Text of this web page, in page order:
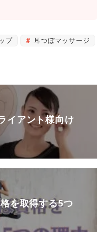
プ
耳つぼマッサージ
イアント様向け
を取得する5つ